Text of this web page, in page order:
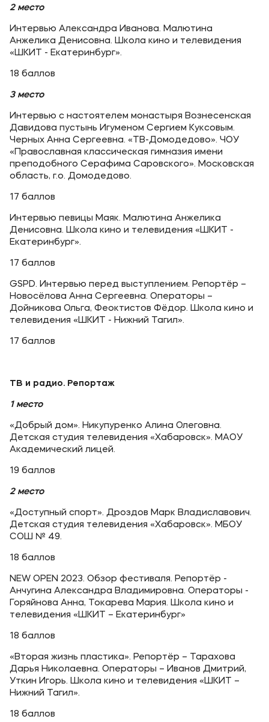
2 место
Интервью Александра Иванова. Малютина
Анжелика Денисовна. Школа кино и телевидения
«ШКИТ - Екатеринбург».
18 баллов
3 место
Интервью с настоятелем монастыря Вознесенская
Давидова пустынь Игуменом Сергием Куксовым.
Черных Анна Сергеевна. «ТВ-Домодедово». ЧОУ
«Православная классическая гимназия имени
преподобного Серафима Саровского». Московская
область, г.о. Домодедово.
17 баллов
Интервью певицы Маяк. Малютина Анжелика
Денисовна. Школа кино и телевидения «ШКИТ -
Екатеринбург».
17 баллов
GSPD. Интервью перед выступлением. Репортёр –
Новосёлова Анна Сергеевна. Операторы –
Дойникова Ольга, Феоктистов Фёдор. Школа кино и
телевидения «ШКИТ - Нижний Тагил».
17 баллов
ТВ и радио. Репортаж
1 место
«Добрый дом». Никупуренко Алина Олеговна.
Детская студия телевидения «Хабаровск». МАОУ
Академический лицей.
19 баллов
2 место
«Доступный спорт». Дроздов Марк Владиславович.
Детская студия телевидения «Хабаровск». МБОУ
СОШ № 49.
18 баллов
NEW OPEN 2023. Обзор фестиваля. Репортёр -
Анчугина Александра Владимировна. Операторы -
Горяйнова Анна, Токарева Мария. Школа кино и
телевидения «ШКИТ – Екатеринбург»
18 баллов
«Вторая жизнь пластика». Репортёр – Тарахова
Дарья Николаевна. Операторы – Иванов Дмитрий,
Уткин Игорь. Школа кино и телевидения «ШКИТ –
Нижний Тагил».
18 баллов